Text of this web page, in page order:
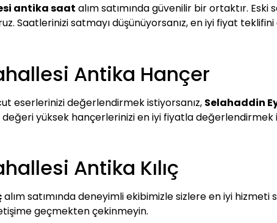
antika saat alım satımında güvenilir bir ortaktır.
Saatlerinizi satmayı düşünüyorsanız, en iyi fiyat
Antika Hançer
eserlerinizi değerlendirmek istiyorsanız, Selahaddin
değeri yüksek hançerlerinizi en iyi fiyatla değerlendirmek
Antika Kılıç
alım satımında deneyimli ekibimizle sizlere en iyi hizmeti
geçmekten çekinmeyin.